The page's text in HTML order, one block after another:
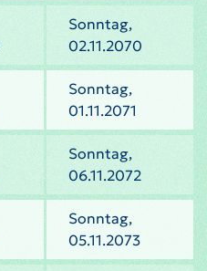
Sonntag,
02.11.2070
Sonntag,
01.11.2071
Sonntag,
06.11.2072
Sonntag,
05.11.2073